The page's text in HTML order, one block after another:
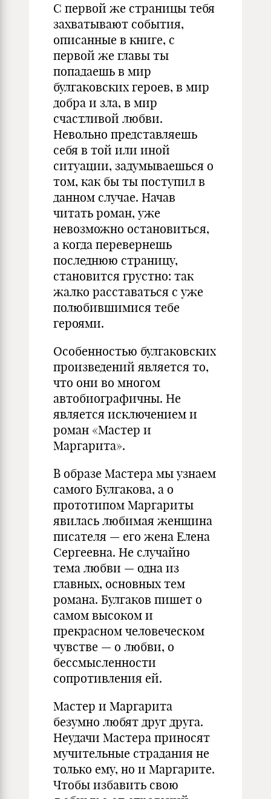
С первой же страницы тебя
захватывают события,
описанные в книге, с
первой же главы ты
попадаешь в мир
булгаковских героев, в мир
добра и зла, в мир
счастливой любви.
Невольно представляешь
себя в той или иной
ситуации, задумываешься о
том, как бы ты поступил в
данном случае. Начав
читать роман, уже
невозможно остановиться,
а когда перевернешь
последнюю страницу,
становится грустно: так
жалко расставаться с уже
полюбившимися тебе
героями.
Особенностью булгаковских
произведений является то,
что они во многом
автобиографичны. Не
является исключением и
роман «Мастер и
Маргарита».
В образе Мастера мы узнаем
самого Булгакова, а o
прототипом Маргариты
явилась любимая женщина
писателя — его жена Елена
Сергеевна. Не случайно
тема любви — одна из
главных, основных тем
романа. Булгаков пишет о
самом высоком и
прекрасном человеческом
чувстве — о любви, о
бессмысленности
сопротивления ей.
Мастер и Маргарита
безумно любят друг друга.
Неудачи Мастера приносят
мучительные страдания не
только ему, но и Маргарите.
Чтобы избавить свою